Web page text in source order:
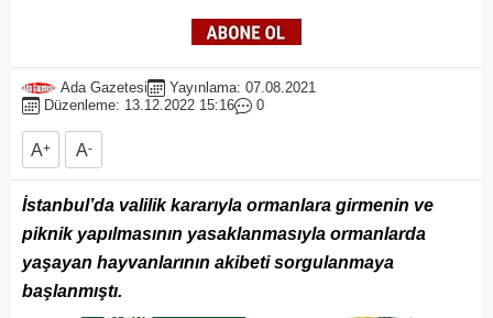
Ada Gazetesi
Yayınlama: 07.08.2021
Düzenleme: 13.12.2022 15:16
0
A+ A-
İstanbul’da valilik kararıyla ormanlara girmenin ve
piknik yapılmasının yasaklanmasıyla ormanlarda
yaşayan hayvanlarının akibeti sorgulanmaya
başlanmıştı.